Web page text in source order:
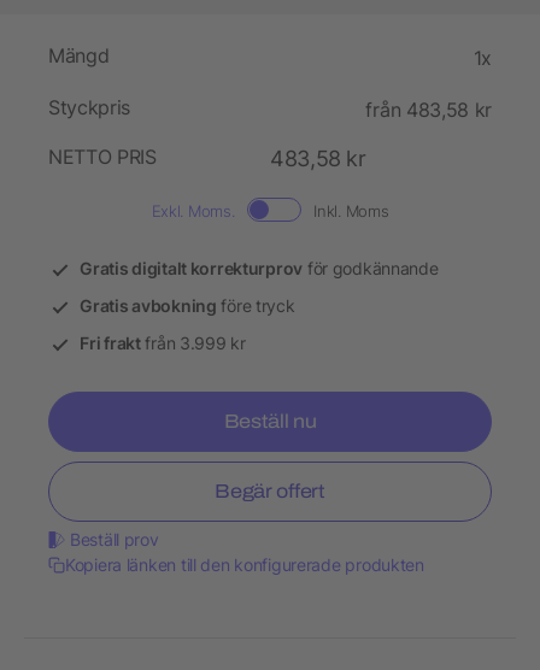
Mängd 1x
Styckpris
från 483,58 kr
NETTO PRIS
483,58 kr
Exkl. Moms. Inkl. Moms
Gratis digitalt korrekturprov för godkännande
Gratis avbokning före tryck
Fri fraktfrån 3.999 kr
Beställ nu
Begär offert
Beställ prov
Kopiera länken till den konfigurerade produkten